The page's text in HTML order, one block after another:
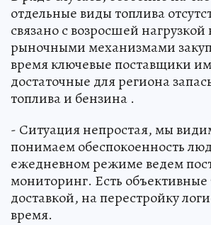
отдельные виды топлива
связано с возросшей нагрузкой
рыночными механизмами
время ключевые поставщики
достаточные для региона
топлива и бензина .
- Ситуация непростая, мы
понимаем обеспокоенность
ежедневном режиме ведем
мониторинг. Есть объективные
доставкой, на перестройку
время.